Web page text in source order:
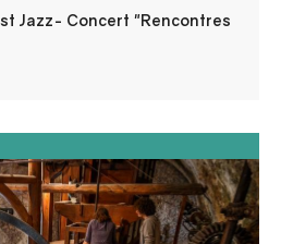
Jazz- Concert "Rencontres
powered by the Chalvagne